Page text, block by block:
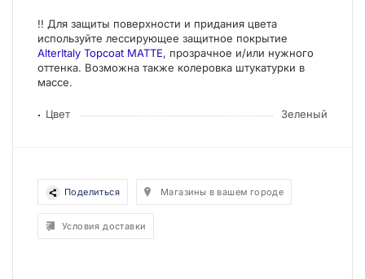
!! Для защиты поверхности и придания цвета
используйте лессирующее защитное покрытие
AlterItaly Topcoat MATTE, прозрачное и/или нужного
оттенка. Возможна также колеровка штукатурки в
массе.
Цвет Зеленый
Поделиться Магазины в вашем городе
Условия доставки